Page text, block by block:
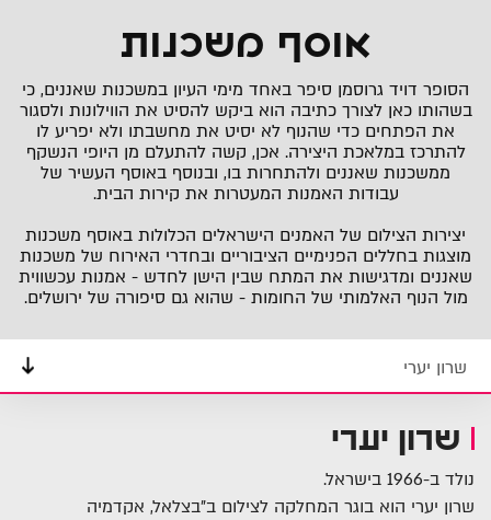
אוסף משכנות
הסופר דויד גרוסמן סיפר באחד מימי העיון במשכנות שאננים, כי
בשהותו כאן לצורך כתיבה הוא ביקש להסיט את הווילונות ולסגור
את הפתחים כדי שהנוף לא יסיט את מחשבתו ולא יפריע לו
להתרכז במלאכת היצירה. אכן, קשה להתעלם מן היופי הנשקף
ממשכנות שאננים ולהתחרות בו, ובנוסף באוסף העשיר של
עבודות האמנות המעטרות את קירות הבית.
יצירות הצילום של האמנים הישראלים הכלולות באוסף משכנות
מוצגות בחללים הפנימיים הציבוריים ובחדרי האירוח של משכנות
שאננים ומדגישות את המתח שבין הישן לחדש - אמנות עכשווית
מול הנוף האלמותי של החומות - שהוא גם סיפורה של ירושלים.
שרון יערי
שרון יערי
נולד ב-1966 בישראל.
שרון יערי הוא בוגר המחלקה לצילום ב"בצלאל, אקדמיה